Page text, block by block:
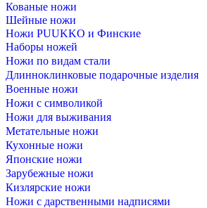
Кованые ножи
Шейные ножи
Ножи PUUKKO и Финские
Наборы ножей
Ножи по видам стали
Длинноклинковые подарочные изделия
Военные ножи
Ножи с символикой
Ножи для выживания
Метательные ножи
Кухонные ножи
Японские ножи
Зарубежные ножи
Кизлярские ножи
Ножи с дарственными надписями